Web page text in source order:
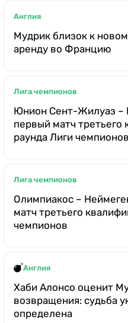
Англия
Мудрик близок к
аренду во Францию
Лига чемпионов
Юнион Сент-Жилуаз –
первый матч третьего
раунда Лиги чемпионов
Лига чемпионов
Олимпиакос –
матч третьего
чемпионов
Англия
Хаби Алонсо оценит
возвращения: судьба
определена